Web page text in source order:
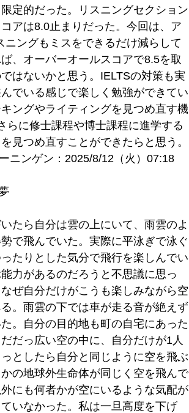
定的だった。リスニングセクション
アは8.0止まりだった。今回は、ア
ングもミスをできるだけ減らして
、オーバーオールスコアで8.5を取
はないかと思う。IELTSの対策も実
でいる感じで楽しく勉強ができてい
ングやライティングを見つめ直す機
らに修士課程や博士課程に進学する
見つめ直すことができたらと思う。
ニンゲン：2025/8/12（火）07:18
たら自分は雲の上にいて、雨雲のよ
で飛んでいた。実際に平泳ぎで泳ぐ
たりとした気分で飛行を楽しんでい
力があるのだろうと不思議に思っ
ぜ自分だけがこうも楽しみながら空
。雨雲の下では車が走る音が絶えず
。自分の目的地も町の自宅にあった
だっ広い空の中に、自分だけが1人
としたら自分と同じように空を飛ぶ
の地球外生命体が同じく空を飛んで
にも何者かが空にいるような気配が
いなかった。私は一旦高度を下げ